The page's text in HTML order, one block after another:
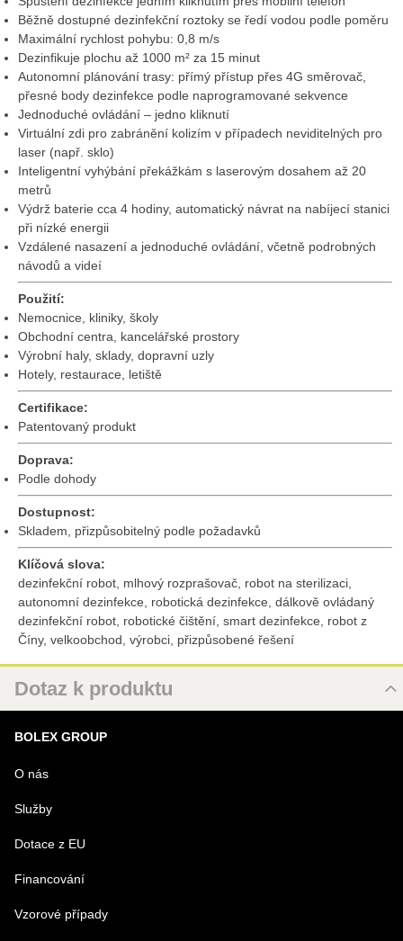
Běžně dostupné dezinfekční roztoky se ředí vodou podle poměru
Maximální rychlost pohybu: 0,8 m/s
Dezinfikuje plochu až 1000 m² za 15 minut
Autonomní plánování trasy: přímý přístup přes 4G směrovač,
přesné body dezinfekce podle naprogramované sekvence
Jednoduché ovládání – jedno kliknutí
Virtuální zdi pro zabránění kolizím v případech neviditelných pro
laser (např. sklo)
Inteligentní vyhýbání překážkám s laserovým dosahem až 20
metrů
Výdrž baterie cca 4 hodiny, automatický návrat na nabíjecí stanici
při nízké energii
Vzdálené nasazení a jednoduché ovládání, včetně podrobných
návodů a videí
Použití:
Nemocnice, kliniky, školy
Obchodní centra, kancelářské prostory
Výrobní haly, sklady, dopravní uzly
Hotely, restaurace, letiště
Certifikace:
Patentovaný produkt
Doprava:
Podle dohody
Dostupnost:
Skladem, přizpůsobitelný podle požadavků
Klíčová slova:
dezinfekční robot, mlhový rozprašovač, robot na sterilizaci,
autonomní dezinfekce, robotická dezinfekce, dálkově ovládaný
dezinfekční robot, robotické čištění, smart dezinfekce, robot z
Číny, velkoobchod, výrobci, přizpůsobené řešení
Dotaz k produktu
URL
PRODUKT
MENO
BOLEX GROUP
O nás
Služby
Dotace z EU
Financování
Vzorové případy